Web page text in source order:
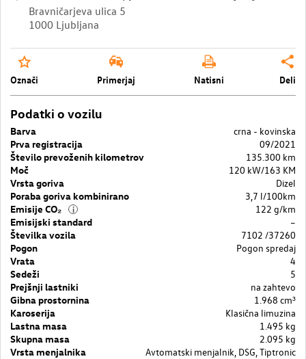
Bravničarjeva ulica 5
1000 Ljubljana
Označi Primerjaj Natisni Deli
Podatki o vozilu
Barva
crna - kovinska
Prva registracija
09/2021
Število prevoženih kilometrov
135.300 km
Moč
120 kW/163 KM
Vrsta goriva
Dizel
Poraba goriva kombinirano
3,7 l/100km
Emisije CO₂
i
122 g/km
Emisijski standard
–
Številka vozila
7102 /37260
Pogon
Pogon spredaj
Vrata
4
Sedeži
5
Prejšnji lastniki
na zahtevo
Gibna prostornina
1.968 cm³
Karoserija
Klasična limuzina
Lastna masa
1.495 kg
Skupna masa
2.095 kg
Vrsta menjalnika
Avtomatski menjalnik, DSG, Tiptronic